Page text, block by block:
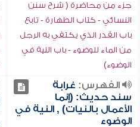
جزء من محاضرة ( شرح سنن
النسائي - كتاب الطهارة - تابع
باب القدر الذي يكتفي به الرجل
من الماء للوضوء - باب النية في
الوضوء)
الفهرس: غرابة
سند حديث: (إنما
الأعمال بالنيات) , النية في
الوضوء